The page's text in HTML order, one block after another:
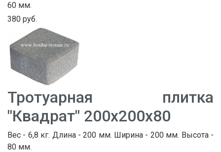
60 мм.
380 руб.
Тротуарная плитка
"Квадрат" 200х200х80
Вес - 6,8 кг. Длина - 200 мм. Ширина - 200 мм. Высота -
80 мм.